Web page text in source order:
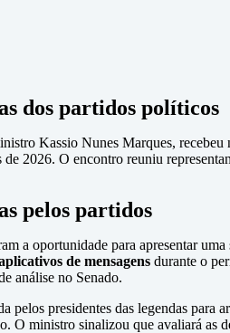
dos partidos políticos
Kassio Nunes Marques,
2026. O encontro reuniu
pelos partidos
a oportunidade para apresentar
de mensagens durante o
análise no Senado.
pelos presidentes das legendas
O ministro sinalizou que avaliará as